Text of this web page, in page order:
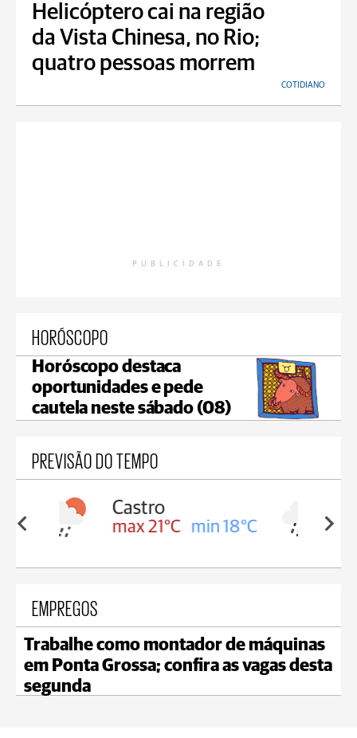
Helicóptero cai na região
da Vista Chinesa, no Rio;
quatro pessoas morrem
COTIDIANO
PUBLICIDADE
HORÓSCOPO
Horóscopo destaca
oportunidades e pede
cautela neste sábado (08)
PREVISÃO DO TEMPO
18°C
Carambeí
max 20°C min 18°C
EMPREGOS
Trabalhe como montador de máquinas
em Ponta Grossa; confira as vagas desta
segunda